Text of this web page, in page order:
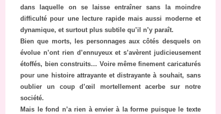
dans laquelle on se laisse entraîner sans la moindre
difficulté pour une lecture rapide mais aussi moderne et
dynamique, et surtout plus subtile qu’il n’y paraît.
Bien que morts, les personnages aux côtés desquels on
évolue n’ont rien d’ennuyeux et s’avèrent judicieusement
étoffés, bien construits… Voire même finement caricaturés
pour une histoire attrayante et distrayante à souhait, sans
oublier un coup d’œil mortellement acerbe sur notre
société.
Mais le fond n’a rien à envier à la forme puisque le texte